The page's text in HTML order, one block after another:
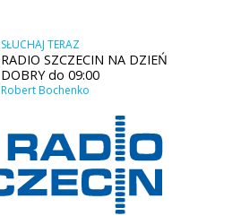
SŁUCHAJ TERAZ
RADIO SZCZECIN NA DZIEŃ
DOBRY do 09:00
Robert Bochenko